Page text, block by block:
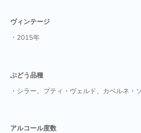
ヴィンテージ
・2015年
ぶどう品種
・シラー、プティ・ヴェルド、カベルネ・
アルコール度数